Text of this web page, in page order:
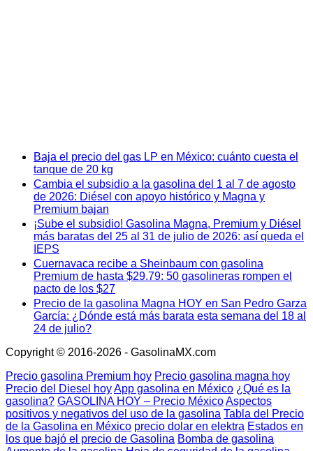
Baja el precio del gas LP en México: cuánto cuesta el
tanque de 20 kg
Cambia el subsidio a la gasolina del 1 al 7 de agosto
de 2026: Diésel con apoyo histórico y Magna y
Premium bajan
¡Sube el subsidio! Gasolina Magna, Premium y Diésel
más baratas del 25 al 31 de julio de 2026: así queda el
IEPS
Cuernavaca recibe a Sheinbaum con gasolina
Premium de hasta $29.79: 50 gasolineras rompen el
pacto de los $27
Precio de la gasolina Magna HOY en San Pedro Garza
García: ¿Dónde está más barata esta semana del 18 al
24 de julio?
Copyright © 2016-2026 - GasolinaMX.com
Precio gasolina Premium hoy Precio gasolina magna hoy
Precio del Diesel hoyApp gasolina en México ¿Qué es la
gasolina? GASOLINA HOY – Precio MéxicoAspectos
positivos y negativos del uso de la gasolina Tabla del Precio
de la Gasolina en México precio dolar en elektra Estados en
los que bajó el precio de Gasolina Bomba de gasolina